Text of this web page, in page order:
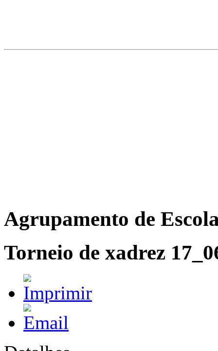
Agrupamento de
Torneio de xadrez